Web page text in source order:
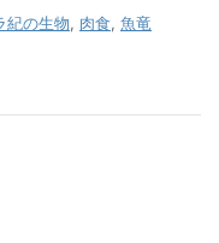
紀の生物, 肉食, 魚竜